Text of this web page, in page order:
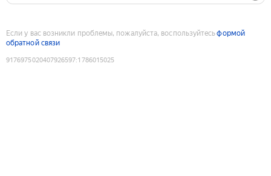
Если у вас возникли проблемы, пожалуйста, воспользуйтесьформой
обратной связи
9176975020407926597:1786015025